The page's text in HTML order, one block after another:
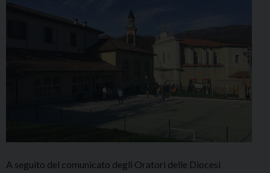
A seguito del comunicato degli Oratori delle Diocesi